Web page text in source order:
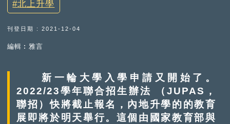
北上升學
刊登日期 : 2021-12-04
編輯︰雅言
新一輪大學入學申請又開始了。
2022/23學年聯合招生辦法 （JUPAS，
聯招）快將截止報名，內地升學的的教育
展即將於明天舉行。這個由國家教育部與